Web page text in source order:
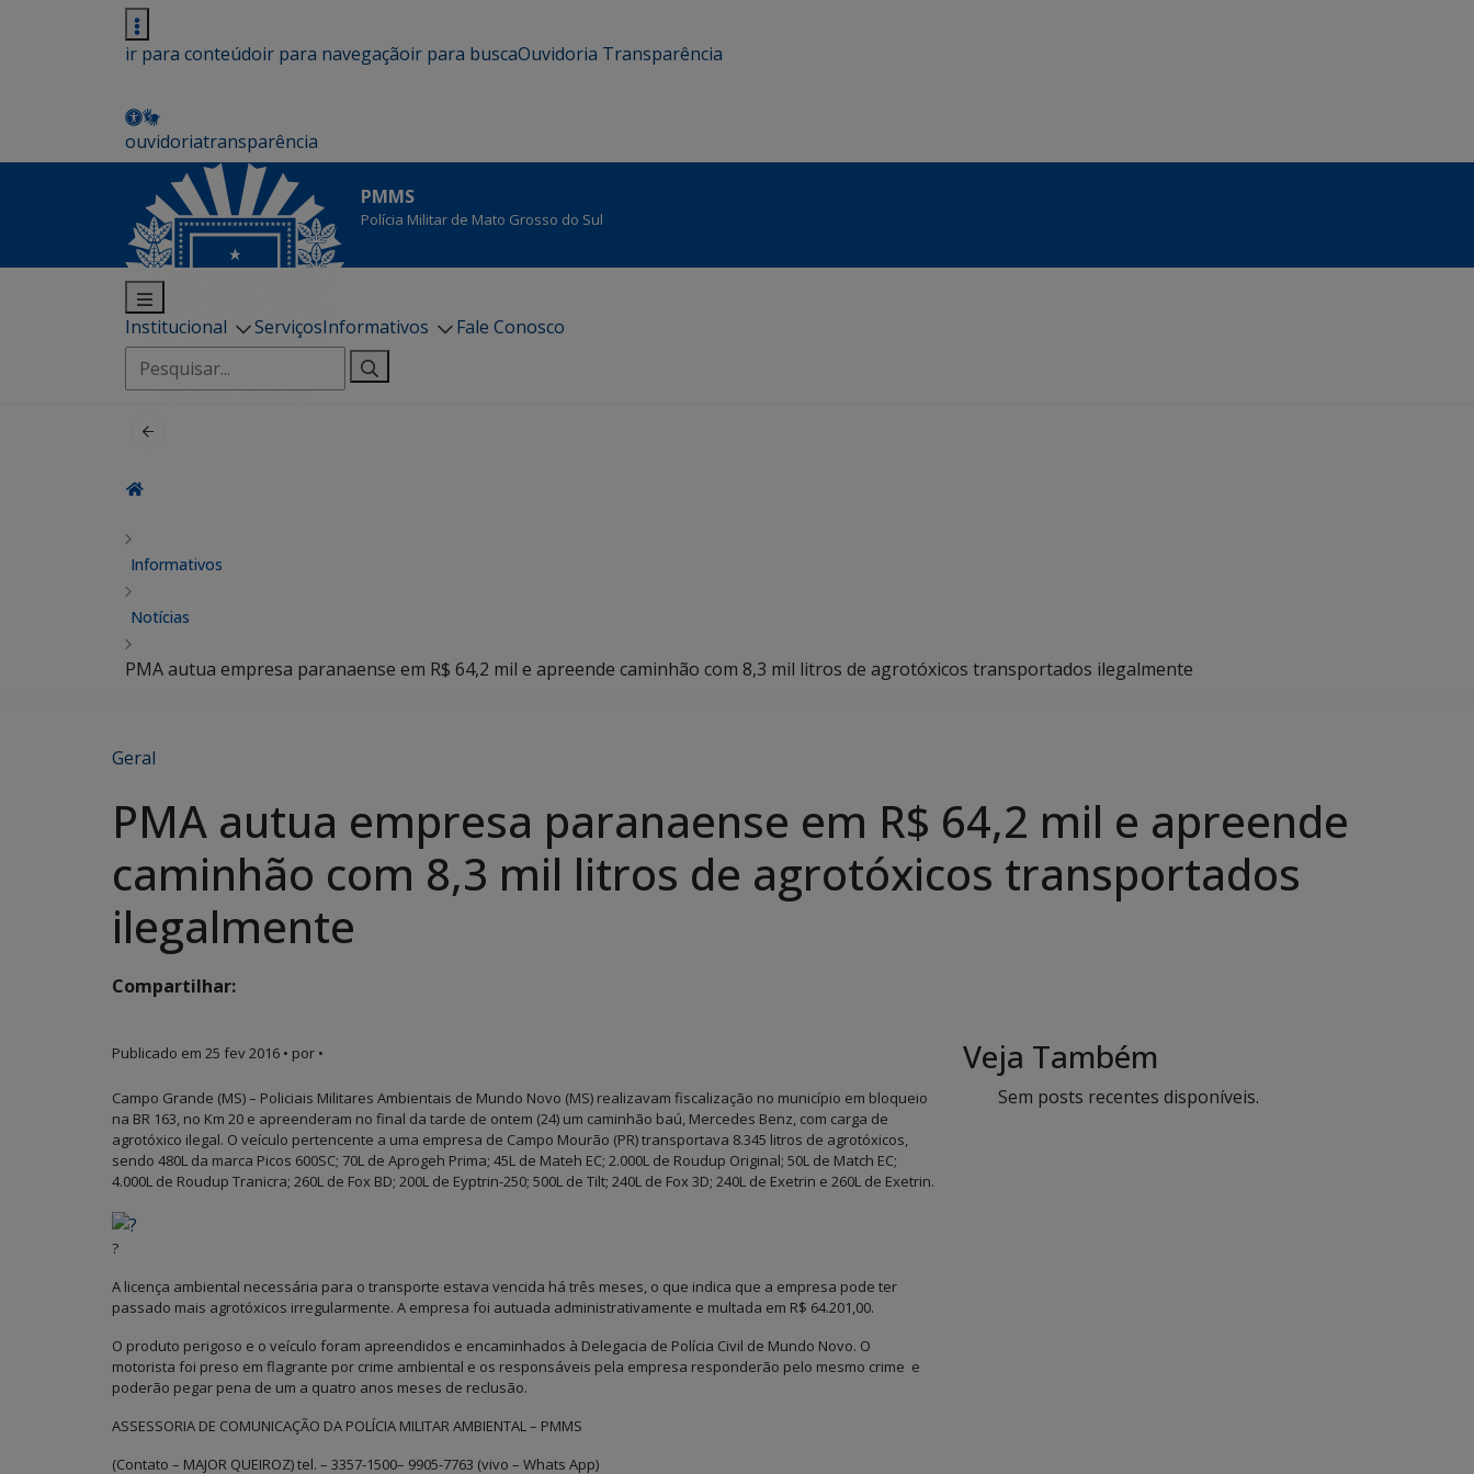
ir para conteúdoir para navegaçãoir para buscaOuvidoria Transparência
ouvidoriatransparência
PMMS
Polícia Militar de Mato Grosso do Sul
Institucional ServiçosInformativos
Fale Conosco
Pesquisar
por:
Informativos
Notícias
PMA autua empresa paranaense em R$ 64,2 mil e apreende caminhão com 8,3 mil litros de agrotóxicos transportados ilegalmente
Geral
PMA autua empresa paranaense em R$ 64,2 mil e apreende
caminhão com 8,3 mil litros de agrotóxicos transportados
ilegalmente
Compartilhar:
Publicado em 25 fev 2016 • por •
Campo Grande (MS) – Policiais Militares Ambientais de Mundo Novo (MS) realizavam fiscalização no município em bloqueio
na BR 163, no Km 20 e apreenderam no final da tarde de ontem (24) um caminhão baú, Mercedes Benz, com carga de
agrotóxico ilegal. O veículo pertencente a uma empresa de Campo Mourão (PR) transportava 8.345 litros de agrotóxicos,
sendo 480L da marca Picos 600SC; 70L de Aprogeh Prima; 45L de Mateh EC; 2.000L de Roudup Original; 50L de Match EC;
4.000L de Roudup Tranicra; 260L de Fox BD; 200L de Eyptrin-250; 500L de Tilt; 240L de Fox 3D; 240L de Exetrin e 260L de Exetrin.
?
A licença ambiental necessária para o transporte estava vencida há três meses, o que indica que a empresa pode ter
passado mais agrotóxicos irregularmente. A empresa foi autuada administrativamente e multada em R$ 64.201,00.
O produto perigoso e o veículo foram apreendidos e encaminhados à Delegacia de Polícia Civil de Mundo Novo. O
motorista foi preso em flagrante por crime ambiental e os responsáveis pela empresa responderão pelo mesmo crime e
poderão pegar pena de um a quatro anos meses de reclusão.
ASSESSORIA DE COMUNICAÇÃO DA POLÍCIA MILITAR AMBIENTAL – PMMS
(Contato – MAJOR QUEIROZ) tel. – 3357-1500– 9905-7763 (vivo – Whats App)
Veja Também
Sem posts recentes disponíveis.